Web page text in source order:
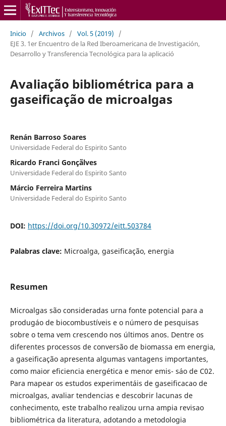
Inicio / Archivos / Vol. 5 (2019)
/
EJE 3. 1er Encuentro de la Red Iberoamericana de Investigación,
Desarrollo y Transferencia Tecnológica para la aplicació
Avaliação bibliométrica para a
gaseificação de microalgas
Renán Barroso Soares
Universidade Federal do Espirito Santo
Ricardo Franci Gonçãlves
Universidade Federal do Espirito Santo
Márcio Ferreira Martins
Universidade Federal do Espirito Santo
DOI: https://doi.org/10.30972/eitt.503784
Palabras clave: Microalga, gaseificação, energia
Resumen
Microalgas são consideradas urna fonte potencial para a
produgáo de biocombustíveis e o número de pesquisas
sobre o tema vem crescendo nos últimos anos. Dentre os
diferentes processos de conversão de biomassa em energia,
a gaseificação apresenta algumas vantagens importantes,
como maior eficiencia energética e menor emis- sáo de C02.
Para mapear os estudos experimentáis de gaseificacao de
microalgas, avaliar tendencias e descobrir lacunas de
conhecimento, este trabalho realizou urna ampia revisao
bibliométrica da literatura, adotando a metodologia